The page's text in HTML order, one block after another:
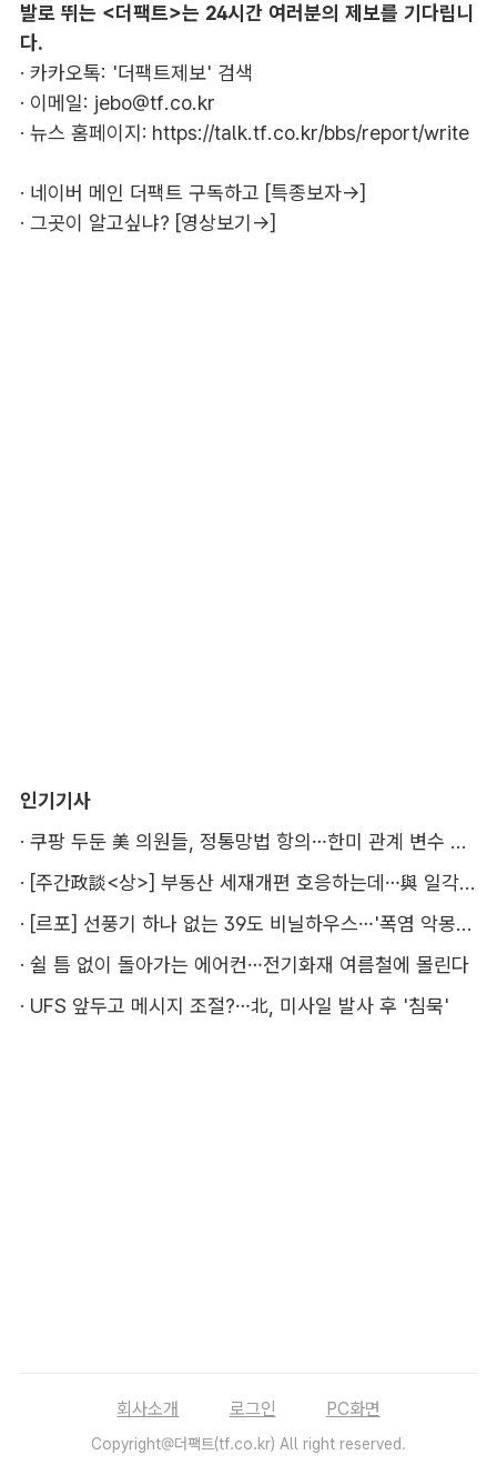
발로 뛰는 <더팩트>는 24시간 여러분의 제보를 기다립니
다.
· 카카오톡: '더팩트제보' 검색
· 이메일: jebo@tf.co.kr
· 뉴스 홈페이지: https://talk.tf.co.kr/bbs/report/write
· 네이버 메인 더팩트 구독하고 [특종보자→]
· 그곳이 알고싶냐? [영상보기→]
인기기사
·
쿠팡 두둔 美 의원들, 정통망법 항의…한미 관계 변수 될까
·
[주간政談<상>] 부동산 세재개편 호응하는데…與 일각의 속내
·
[르포] 선풍기 하나 없는 39도 비닐하우스…'폭염 악몽' 꾸는 이주노동자
· 쉴 틈 없이 돌아가는 에어컨…전기화재 여름철에 몰린다
· UFS 앞두고 메시지 조절?…北, 미사일 발사 후 '침묵'
회사소개 로그인 PC화면
Copyright@더팩트(tf.co.kr) All right reserved.